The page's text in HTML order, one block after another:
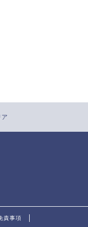
ア
責事項